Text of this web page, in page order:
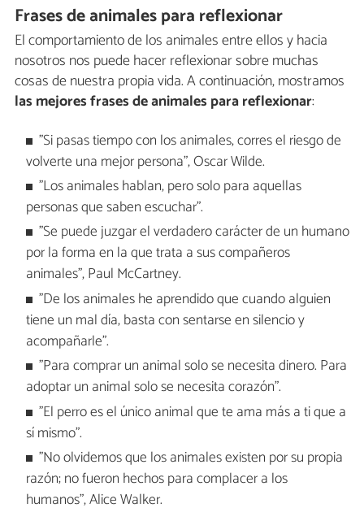
Frases de animales para reflexionar
El comportamiento de los animales entre ellos y hacia
nosotros nos puede hacer reflexionar sobre muchas
cosas de nuestra propia vida. A continuación, mostramos
las mejores frases de animales para reflexionar:
"Si pasas tiempo con los animales, corres el riesgo de
volverte una mejor persona", Oscar Wilde.
"Los animales hablan, pero solo para aquellas
personas que saben escuchar".
"Se puede juzgar el verdadero carácter de un humano
por la forma en la que trata a sus compañeros
animales", Paul McCartney.
"De los animales he aprendido que cuando alguien
tiene un mal día, basta con sentarse en silencio y
acompañarle".
"Para comprar un animal solo se necesita dinero. Para
adoptar un animal solo se necesita corazón".
"El perro es el único animal que te ama más a ti que a
sí mismo".
"No olvidemos que los animales existen por su propia
razón; no fueron hechos para complacer a los
humanos", Alice Walker.